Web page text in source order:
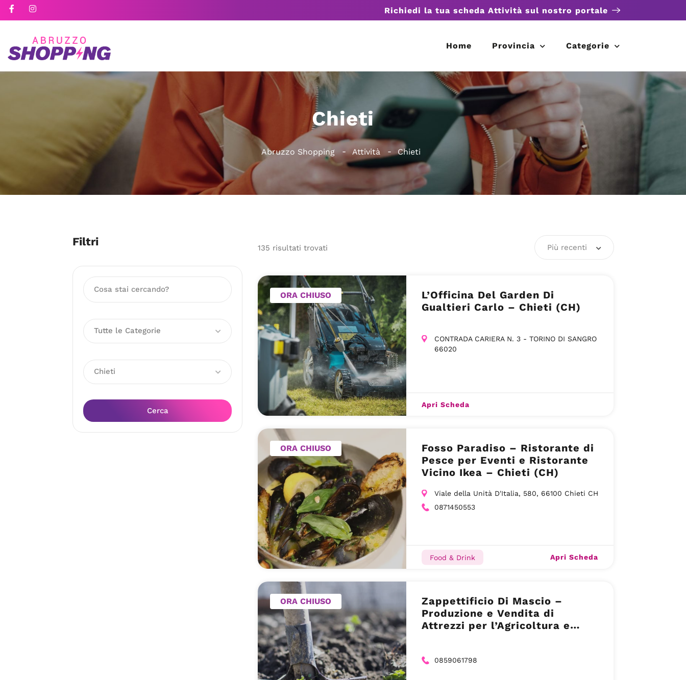
Richiedi la tua scheda Attività sul nostro portale
Home Provincia Categorie
Chieti
Abruzzo Shopping Attività Chieti
Filtri
Tutte le Categorie
Chieti
Cerca
135 risultati trovati Più recenti
ORA CHIUSO
L’Officina Del Garden Di
Gualtieri Carlo – Chieti (CH)
CONTRADA CARIERA N. 3 - TORINO DI SANGRO
66020
Apri Scheda
ORA CHIUSO
Fosso Paradiso – Ristorante di
Pesce per Eventi e Ristorante
Vicino Ikea – Chieti (CH)
Viale della Unità D'Italia, 580, 66100 Chieti CH
0871450553
Food & Drink Apri Scheda
ORA CHIUSO
Zappettificio Di Mascio –
Produzione e Vendita di
Attrezzi per l’Agricoltura e
0859061798